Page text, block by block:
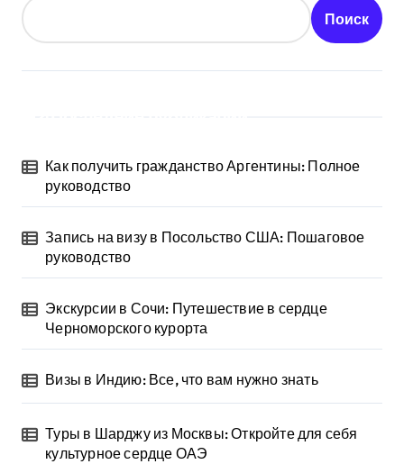
Поиск
Как получить гражданство Аргентины: Полное
руководство
Запись на визу в Посольство США: Пошаговое
руководство
Экскурсии в Сочи: Путешествие в сердце
Черноморского курорта
Визы в Индию: Все, что вам нужно знать
Туры в Шарджу из Москвы: Откройте для себя
культурное сердце ОАЭ